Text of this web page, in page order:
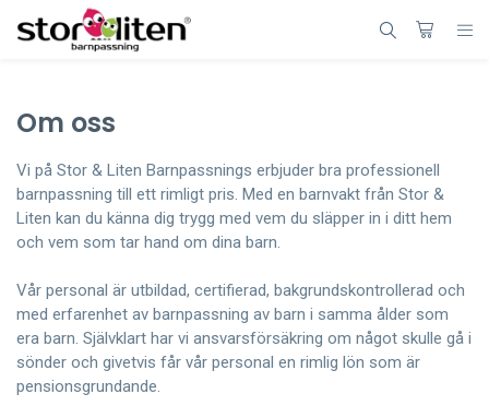
Om oss
Vi på Stor & Liten Barnpassnings erbjuder bra professionell
barnpassning till ett rimligt pris. Med en barnvakt från Stor &
Liten kan du känna dig trygg med vem du släpper in i ditt hem
och vem som tar hand om dina barn.
Vår personal är utbildad, certifierad, bakgrundskontrollerad och
med erfarenhet av barnpassning av barn i samma ålder som
era barn. Självklart har vi ansvarsförsäkring om något skulle gå i
sönder och givetvis får vår personal en rimlig lön som är
pensionsgrundande.